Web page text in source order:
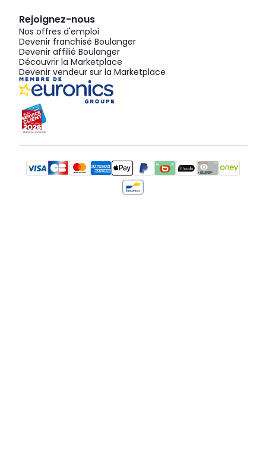
Rejoignez-nous
Nos offres d'emploi
Devenir franchisé Boulanger
Devenir affilié Boulanger
Découvrir la Marketplace
Devenir vendeur sur la Marketplace